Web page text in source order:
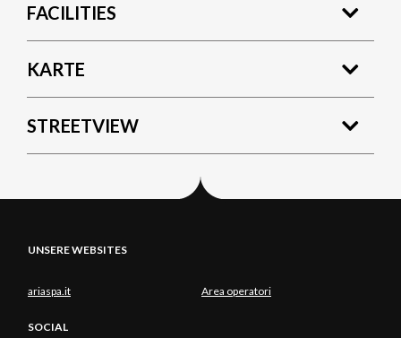
FACILITIES
KARTE
STREETVIEW
UNSERE WEBSITES
ariaspa.it Area operatori
SOCIAL